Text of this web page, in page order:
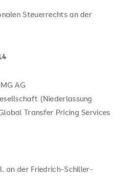
Steuerrechts an der
AG
(Niederlassung
Transfer Pricing Services
an der Friedrich-Schiller-